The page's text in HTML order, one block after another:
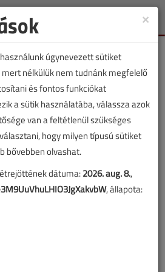
Toggle
TARTALOM
utoljára. A benne szereplő
×
úgynevezett sütiket
mert nélkülük nem tudnánk megfelelő
és fontos funkciókat
a sütik használatába, válassza azok
van a feltétlenül szükséges
hogy milyen típusú sütiket
bővebben olvashat.
dátuma:2026. aug. 8.,
, állapota: